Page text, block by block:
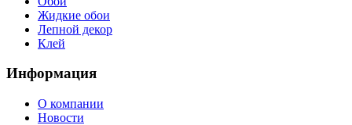
Жидкие обои
Лепной декор
Клей
Информация
О компании
Новости